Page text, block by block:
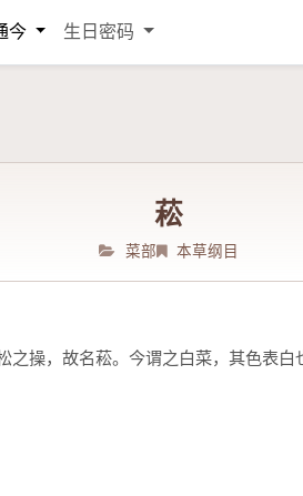
今 生日密码
菘
菜部 本草纲目
操，故名菘。今谓之白菜，其色表白